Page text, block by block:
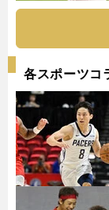
各スポーツコ